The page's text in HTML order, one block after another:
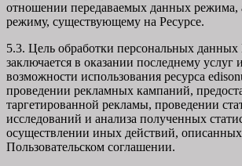
отношении передаваемых данных режима,
режиму, существующему на Ресурсе.
5.3. Цель обработки персональных данных
заключается в оказании последнему услуг
возможности использования ресурса
проведении рекламных кампаний,
таргетированной рекламы, проведении
исследований и анализа полученных
осуществлении иных действий,
Пользовательском соглашении.